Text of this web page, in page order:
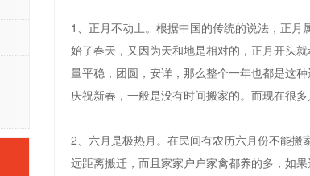
1、正月不动土。根据中国的传统的说法，正
始了春天，又因为天和地是相对的，正月开头
量平稳，团圆，安详，那么整个一年也都是这
庆祝新春，一般是没有时间搬家的。而现在很
2、六月是极热月。在民间有农历六月份不能
远距离搬迁，而且家家户户家禽都养的多，如